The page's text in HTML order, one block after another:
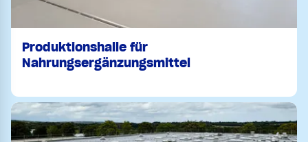
Produktionshalle für
Nahrungsergänzungsmittel